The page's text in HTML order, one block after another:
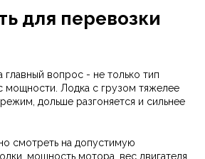
для перевозки
главный вопрос - не только тип
мощности. Лодка с грузом тяжелее
дольше разгоняется и сильнее
смотреть на допустимую
мощность мотора, вес двигателя,